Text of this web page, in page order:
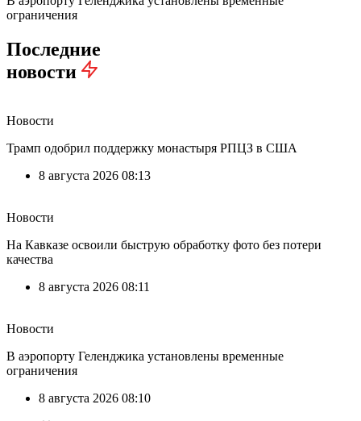
ограничения
Последние
новости
Новости
Трамп одобрил поддержку монастыря РПЦЗ в США
8 августа 2026 08:13
Новости
На Кавказе освоили быструю обработку фото без потери
качества
8 августа 2026 08:11
Новости
В аэропорту Геленджика установлены временные
ограничения
8 августа 2026 08:10